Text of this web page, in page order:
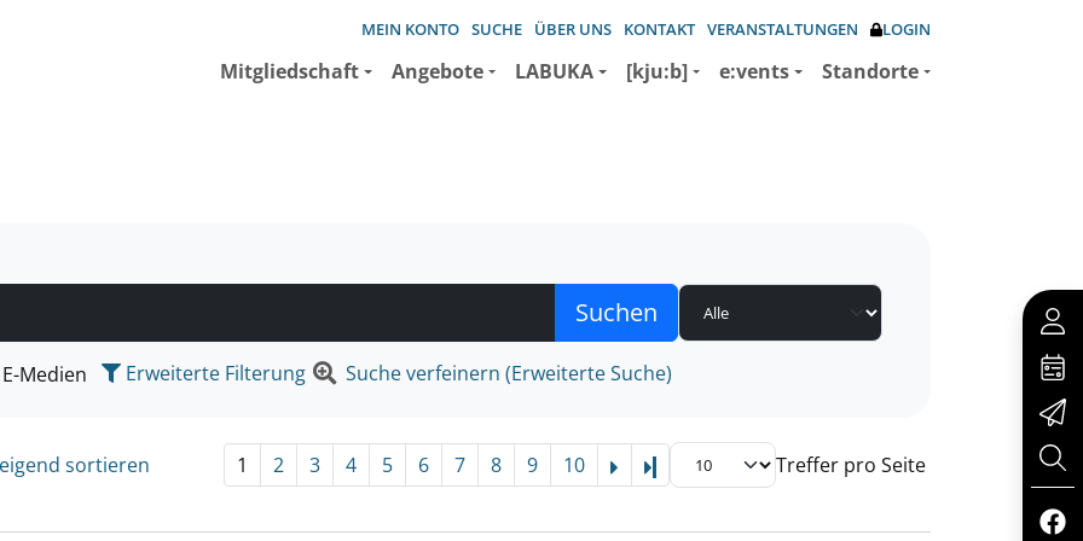
MEIN KONTO SUCHE ÜBER UNS KONTAKT VERANSTALTUNGEN LOGIN
Mitgliedschaft Angebote LABUKA [kju:b] e:vents Standorte
suchen wollen.
E-Medien Erweiterte Filterung Suche verfeinern (Erweiterte Suche)
sortieren 1 2 3 4 5 6 7 8 9 10 Letzte Seite Treffer pro Seite